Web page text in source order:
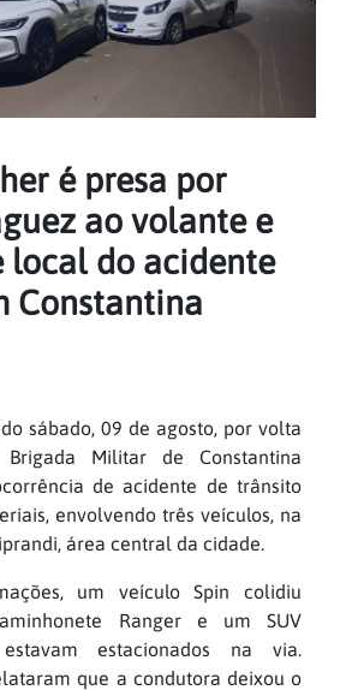
é presa por
ao volante e
local do acidente
Constantina
sábado, 09 de agosto, por volta
Militar de Constantina
de acidente de trânsito
envolvendo três veículos, na
área central da cidade.
um veículo Spin colidiu
Ranger e um SUV
estacionados na via.
que a condutora deixou o